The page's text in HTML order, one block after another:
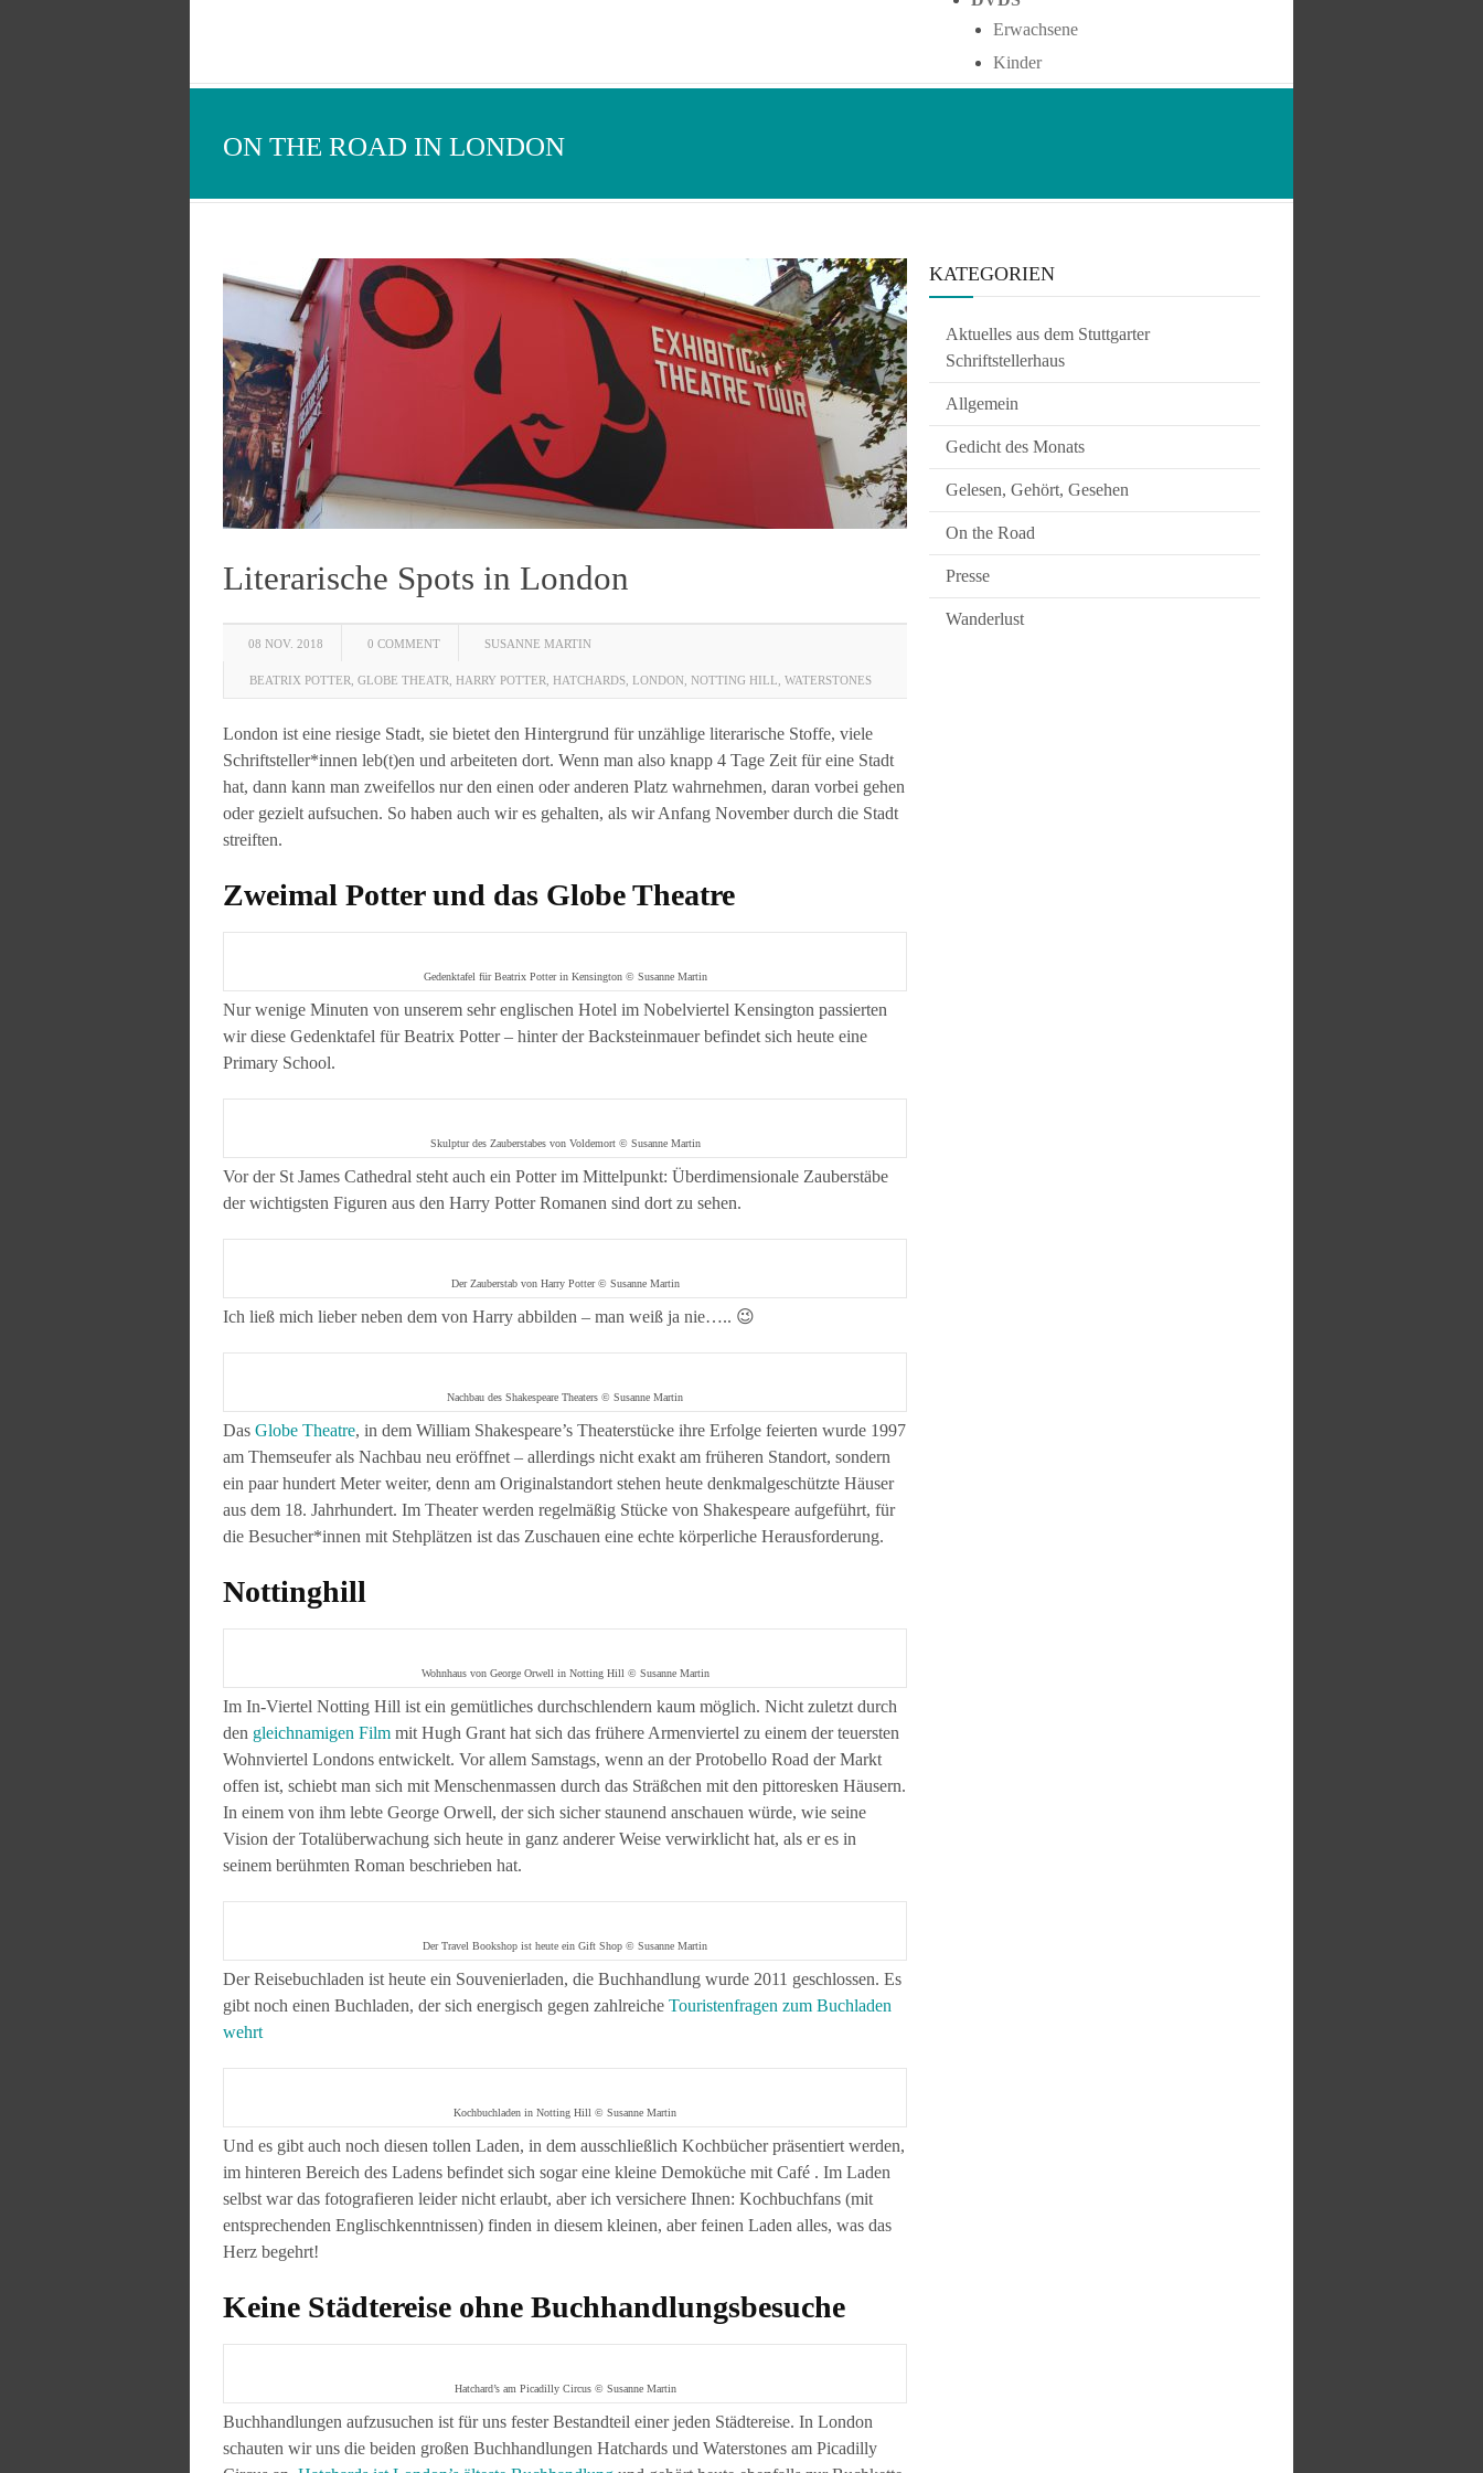
Erwachsene
Kinder
ON THE ROAD IN LONDON
Literarische Spots in London
08 NOV. 2018 0 COMMENT SUSANNE MARTIN
BEATRIX POTTER GLOBE THEATR HARRY POTTER HATCHARDS LONDON NOTTING HILL WATERSTONES
London ist eine riesige Stadt, sie bietet den Hintergrund für unzählige literarische Stoffe, viele
Schriftsteller*innen leb(t)en und arbeiteten dort. Wenn man also knapp 4 Tage Zeit für eine Stadt
hat, dann kann man zweifellos nur den einen oder anderen Platz wahrnehmen, daran vorbei gehen
oder gezielt aufsuchen. So haben auch wir es gehalten, als wir Anfang November durch die Stadt
streiften.
Zweimal Potter und das Globe Theatre
Gedenktafel für Beatrix Potter in Kensington © Susanne Martin
Nur wenige Minuten von unserem sehr englischen Hotel im Nobelviertel Kensington passierten
wir diese Gedenktafel für Beatrix Potter – hinter der Backsteinmauer befindet sich heute eine
Primary School.
Skulptur des Zauberstabes von Voldemort © Susanne Martin
Vor der St James Cathedral steht auch ein Potter im Mittelpunkt: Überdimensionale Zauberstäbe
der wichtigsten Figuren aus den Harry Potter Romanen sind dort zu sehen.
Der Zauberstab von Harry Potter © Susanne Martin
Ich ließ mich lieber neben dem von Harry abbilden – man weiß ja nie….. 😉
Nachbau des Shakespeare Theaters © Susanne Martin
Das Globe Theatre, in dem William Shakespeare’s Theaterstücke ihre Erfolge feierten wurde 1997
am Themseufer als Nachbau neu eröffnet – allerdings nicht exakt am früheren Standort, sondern
ein paar hundert Meter weiter, denn am Originalstandort stehen heute denkmalgeschützte Häuser
aus dem 18. Jahrhundert. Im Theater werden regelmäßig Stücke von Shakespeare aufgeführt, für
die Besucher*innen mit Stehplätzen ist das Zuschauen eine echte körperliche Herausforderung.
Nottinghill
Wohnhaus von George Orwell in Notting Hill © Susanne Martin
Im In-Viertel Notting Hill ist ein gemütliches durchschlendern kaum möglich. Nicht zuletzt durch
den gleichnamigen Film mit Hugh Grant hat sich das frühere Armenviertel zu einem der teuersten
Wohnviertel Londons entwickelt. Vor allem Samstags, wenn an der Protobello Road der Markt
offen ist, schiebt man sich mit Menschenmassen durch das Sträßchen mit den pittoresken Häusern.
In einem von ihm lebte George Orwell, der sich sicher staunend anschauen würde, wie seine
Vision der Totalüberwachung sich heute in ganz anderer Weise verwirklicht hat, als er es in
seinem berühmten Roman beschrieben hat.
Der Travel Bookshop ist heute ein Gift Shop © Susanne Martin
Der Reisebuchladen ist heute ein Souvenierladen, die Buchhandlung wurde 2011 geschlossen. Es
gibt noch einen Buchladen, der sich energisch gegen zahlreiche Touristenfragen zum Buchladen
wehrt
Kochbuchladen in Notting Hill © Susanne Martin
Und es gibt auch noch diesen tollen Laden, in dem ausschließlich Kochbücher präsentiert werden,
im hinteren Bereich des Ladens befindet sich sogar eine kleine Demoküche mit Café . Im Laden
selbst war das fotografieren leider nicht erlaubt, aber ich versichere Ihnen: Kochbuchfans (mit
entsprechenden Englischkenntnissen) finden in diesem kleinen, aber feinen Laden alles, was das
Herz begehrt!
Keine Städtereise ohne Buchhandlungsbesuche
Hatchard’s am Picadilly Circus © Susanne Martin
Buchhandlungen aufzusuchen ist für uns fester Bestandteil einer jeden Städtereise. In London
schauten wir uns die beiden großen Buchhandlungen Hatchards und Waterstones am Picadilly
KATEGORIEN
Aktuelles aus dem Stuttgarter
Schriftstellerhaus
Allgemein
Gedicht des Monats
Gelesen, Gehört, Gesehen
On the Road
Presse
Wanderlust